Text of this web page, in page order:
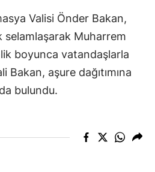
Valisi Önder Bakan,
Muharrem
boyunca vatandaşlarla
Bakan, aşure dağıtımına
bulundu.